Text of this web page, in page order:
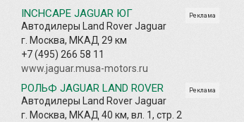
Реклама
INCHCAPE JAGUAR ЮГ
Автодилеры Land Rover Jaguar
г. Москва, МКАД 29 км
+7 (495) 266 58 11
www.jaguar.musa-motors.ru
Реклама
РОЛЬФ JAGUAR LAND ROVER
Автодилеры Land Rover Jaguar
г. Москва, МКАД 40 км, вл. 1, стр. 2